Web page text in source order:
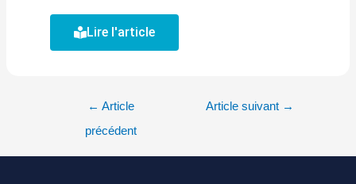
Lire l'article
← Article
précédent
Article suivant →